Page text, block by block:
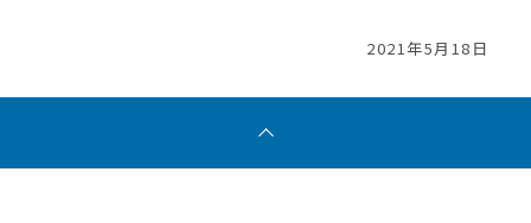
2021年5月18日